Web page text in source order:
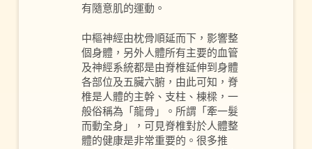
有隨意肌的運動。
中樞神經由枕骨順延而下，影響整
個身體，另外人體所有主要的血管
及神經系統都是由脊椎延伸到身體
各部位及五臟六腑，由此可知，脊
椎是人體的主幹、支柱、棟樑，一
般俗稱為「龍骨」。所謂「牽一髮
而動全身」，可見脊椎對於人體整
體的健康是非常重要的。很多推